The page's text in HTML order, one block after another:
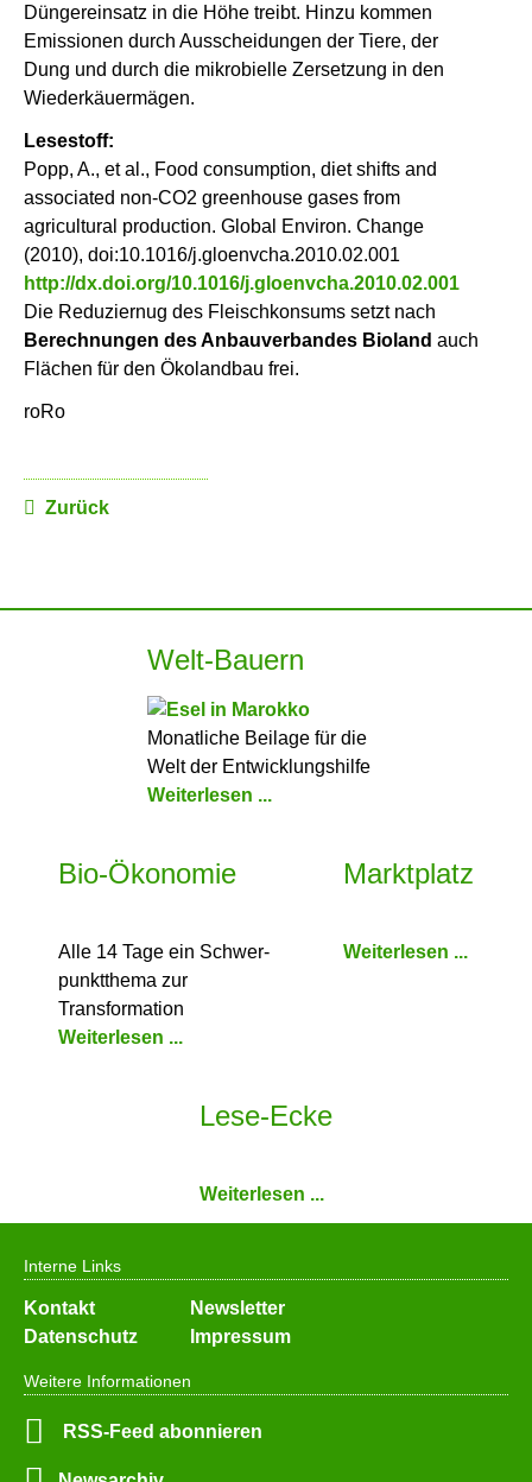
Düngereinsatz in die Höhe treibt. Hinzu kommen
Emissionen durch Ausscheidungen der Tiere, der
Dung und durch die mikrobielle Zersetzung in den
Wiederkäuermägen.
Lesestoff:
Popp, A., et al., Food consumption, diet shifts and
associated non-CO2 greenhouse gases from
agricultural production. Global Environ. Change
(2010), doi:10.1016/j.gloenvcha.2010.02.001
http://dx.doi.org/10.1016/j.gloenvcha.2010.02.001
Die Reduziernug des Fleischkonsums setzt nach
Berechnungen des Anbauverbandes Bioland auch
Flächen für den Ökolandbau frei.
roRo
Zurück
Welt-Bauern
Monatliche Beilage für die
Welt der Entwicklungshilfe
Weiterlesen ...
Bio-Ökonomie
Alle 14 Tage ein Schwer­
punkt­thema zur
Transformation
Weiterlesen ...
Marktplatz
Weiterlesen ...
Lese-Ecke
Weiterlesen ...
Weitere Informationen
RSS-Feed abonnieren
Interne Links
Navigation
überspringen
Kontakt
Newsletter
Datenschutz
Impressum